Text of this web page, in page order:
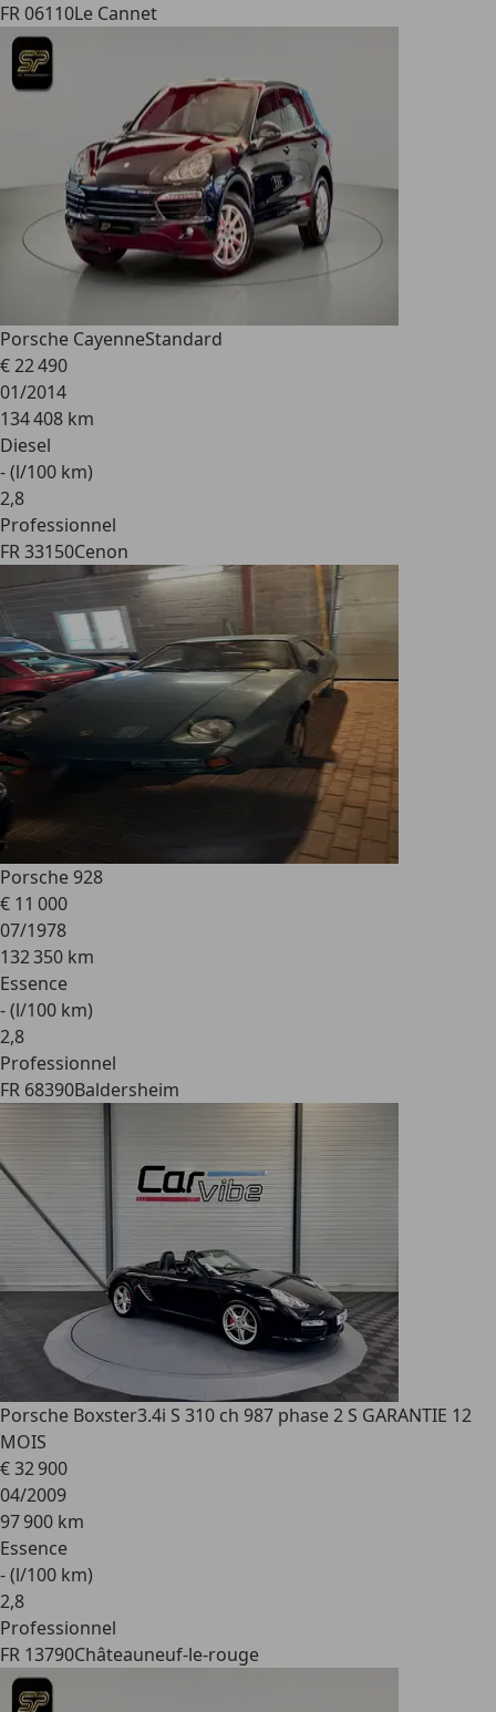
FR 06110Le Cannet
Porsche CayenneStandard
€ 22 490
01/2014
134 408 km
Diesel
- (l/100 km)
2,8
Professionnel
FR 33150Cenon
Porsche 928
€ 11 000
07/1978
132 350 km
Essence
- (l/100 km)
2,8
Professionnel
FR 68390Baldersheim
Porsche Boxster3.4i S 310 ch 987 phase 2 S GARANTIE 12
MOIS
€ 32 900
04/2009
97 900 km
Essence
- (l/100 km)
2,8
Professionnel
FR 13790Châteauneuf-le-rouge